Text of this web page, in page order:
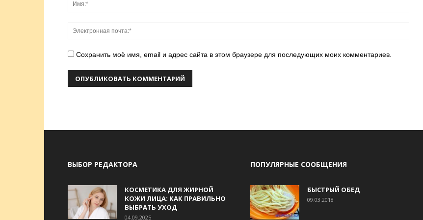
Сохранить моё имя, email и адрес сайта в этом браузере для последующих моих комментариев.
ВЫБОР РЕДАКТОРА
КОСМЕТИКА ДЛЯ ЖИРНОЙ
КОЖИ ЛИЦА: КАК ПРАВИЛЬНО
ВЫБРАТЬ УХОД
04.09.2025
ПОПУЛЯРНЫЕ СООБЩЕНИЯ
БЫСТРЫЙ ОБЕД
09.03.2018